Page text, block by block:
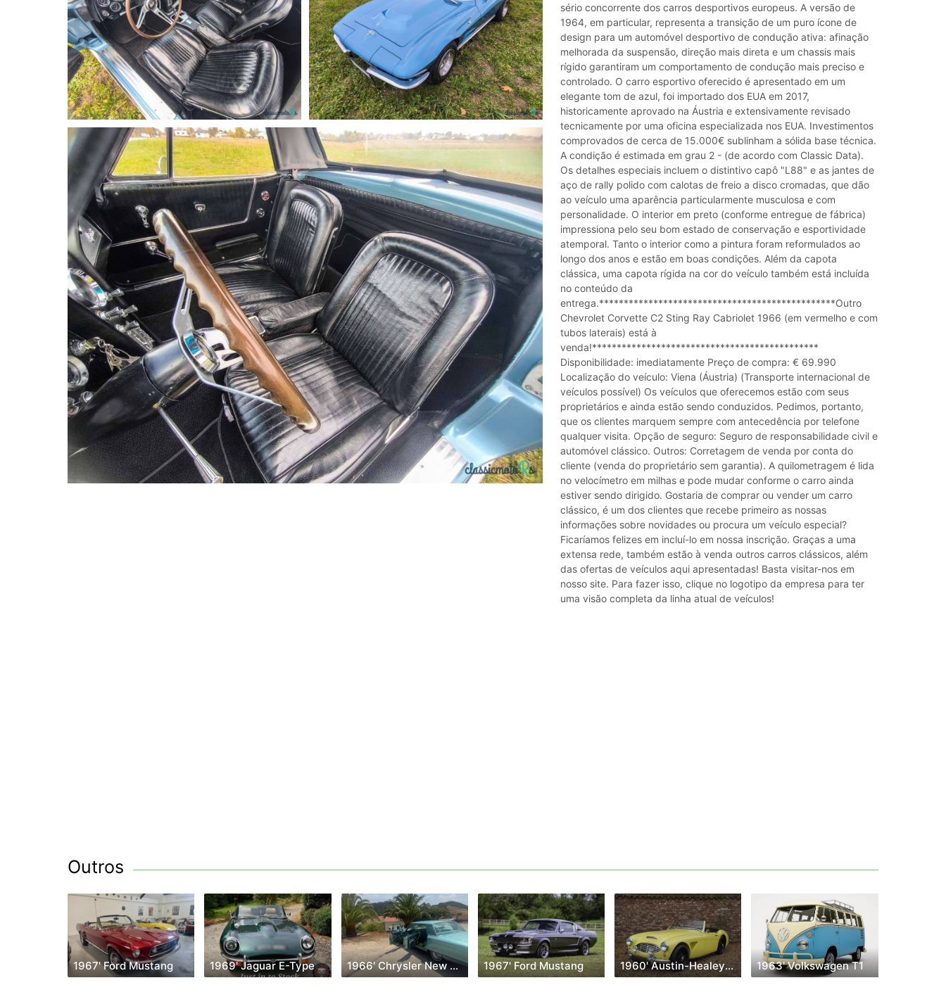
sério concorrente dos carros desportivos europeus. A versão de
1964, em particular, representa a transição de um puro ícone de
design para um automóvel desportivo de condução ativa: afinação
melhorada da suspensão, direção mais direta e um chassis mais
rígido garantiram um comportamento de condução mais preciso e
controlado. O carro esportivo oferecido é apresentado em um
elegante tom de azul, foi importado dos EUA em 2017,
historicamente aprovado na Áustria e extensivamente revisado
tecnicamente por uma oficina especializada nos EUA. Investimentos
comprovados de cerca de 15.000€ sublinham a sólida base técnica.
A condição é estimada em grau 2 - (de acordo com Classic Data).
Os detalhes especiais incluem o distintivo capô "L88" e as jantes de
aço de rally polido com calotas de freio a disco cromadas, que dão
ao veículo uma aparência particularmente musculosa e com
personalidade. O interior em preto (conforme entregue de fábrica)
impressiona pelo seu bom estado de conservação e esportividade
atemporal. Tanto o interior como a pintura foram reformulados ao
longo dos anos e estão em boas condições. Além da capota
clássica, uma capota rígida na cor do veículo também está incluída
no conteúdo da
entrega.************************************************Outro
Chevrolet Corvette C2 Sting Ray Cabriolet 1966 (em vermelho e com
tubos laterais) está à
venda!**********************************************
Disponibilidade: imediatamente Preço de compra: € 69.990
Localização do veículo: Viena (Áustria) (Transporte internacional de
veículos possível) Os veículos que oferecemos estão com seus
proprietários e ainda estão sendo conduzidos. Pedimos, portanto,
que os clientes marquem sempre com antecedência por telefone
qualquer visita. Opção de seguro: Seguro de responsabilidade civil e
automóvel clássico. Outros: Corretagem de venda por conta do
cliente (venda do proprietário sem garantia). A quilometragem é lida
no velocímetro em milhas e pode mudar conforme o carro ainda
estiver sendo dirigido. Gostaria de comprar ou vender um carro
clássico, é um dos clientes que recebe primeiro as nossas
informações sobre novidades ou procura um veículo especial?
Ficaríamos felizes em incluí-lo em nossa inscrição. Graças a uma
extensa rede, também estão à venda outros carros clássicos, além
das ofertas de veículos aqui apresentadas! Basta visitar-nos em
nosso site. Para fazer isso, clique no logotipo da empresa para ter
uma visão completa da linha atual de veículos!
Outros
1967' Ford Mustang 1969' Jaguar E-Type 1966' Chrysler New Yorker 1967' Ford Mustang 1960' Austin-Healey 3000 1963' Volkswagen T1